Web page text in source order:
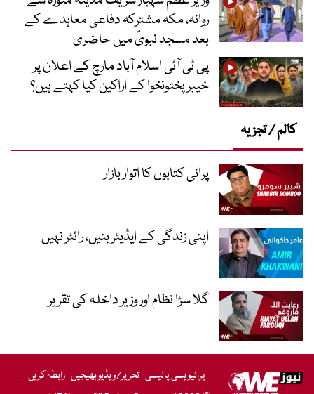
روانہ، مکہ مشترکہ دفاعی معاہدے کے
بعد مسجد نبویؐ میں حاضری
پی ٹی آئی اسلام آباد مارچ کے اعلان پر
خیبر پختونخوا کے اراکین کیا کہتے ہیں؟
کالم / تجزیہ
پرانی کتابوں کا اتوار بازار
اپنی زندگی کے ایڈیٹر بنیں، رائٹر نہیں
گلا سڑا نظام اور وزیر داخلہ کی تقریر
پرائیویسی پالیسی تحریر/ویڈیو بھیجیں رابطہ کریں